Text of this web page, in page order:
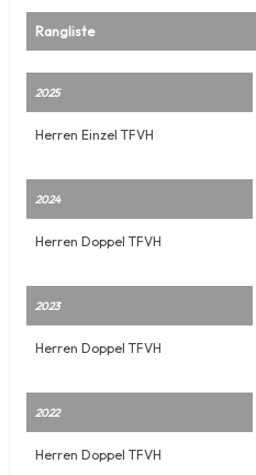
Rangliste
2025
Herren Einzel TFVH
2024
Herren Doppel TFVH
2023
Herren Doppel TFVH
2022
Herren Doppel TFVH